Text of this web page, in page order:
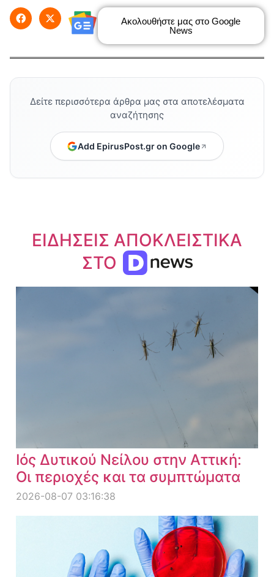
Ακολουθήστε μας στο Google
News
Δείτε περισσότερα άρθρα μας στα αποτελέσματα
αναζήτησης
Add EpirusPost.gr on Google
ΕΙΔΗΣΕΙΣ ΑΠΟΚΛΕΙΣΤΙΚΑ
ΣΤΟ
Ιός Δυτικού Νείλου στην Αττική:
Οι περιοχές και τα συμπτώματα
2026-08-07 03:16:38